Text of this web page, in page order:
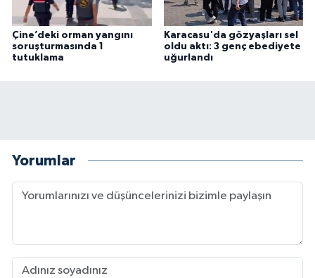
Çine’deki orman yangını
soruşturmasında 1
tutuklama
Karacasu'da gözyaşları sel
oldu aktı: 3 genç ebediyete
uğurlandı
Yorumlar